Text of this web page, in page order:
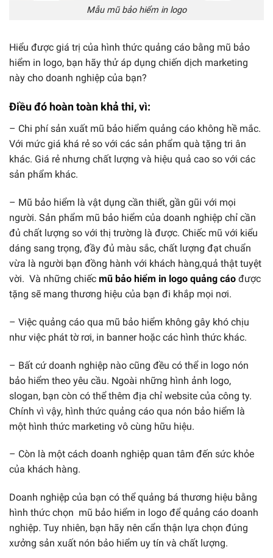
Mẫu mũ bảo hiểm in logo
Hiểu được giá trị của hình thức quảng cáo bằng mũ bảo
hiểm in logo, bạn hãy thử áp dụng chiến dịch marketing
này cho doanh nghiệp của bạn?
Điều đó hoàn toàn khả thi, vì:
– Chi phí sản xuất mũ bảo hiểm quảng cáo không hề mắc.
Với mức giá khá rẻ so với các sản phẩm quà tặng tri ân
khác. Giá rẻ nhưng chất lượng và hiệu quả cao so với các
sản phẩm khác.
– Mũ bảo hiểm là vật dụng cần thiết, gần gũi với mọi
người. Sản phẩm mũ bảo hiểm của doanh nghiệp chỉ cần
đủ chất lượng so với thị trường là được. Chiếc mũ với kiểu
dáng sang trọng, đầy đủ màu sắc, chất lượng đạt chuẩn
vừa là người bạn đồng hành với khách hàng,quả thật tuyệt
vời. Và những chiếc mũ bảo hiểm in logo quảng cáo được
tặng sẽ mang thương hiệu của bạn đi khắp mọi nơi.
– Việc quảng cáo qua mũ bảo hiểm không gây khó chịu
như việc phát tờ rơi, in banner hoặc các hình thức khác.
– Bất cứ doanh nghiệp nào cũng đều có thể in logo nón
bảo hiểm theo yêu cầu. Ngoài những hình ảnh logo,
slogan, bạn còn có thể thêm địa chỉ website của công ty.
Chính vì vậy, hình thức quảng cáo qua nón bảo hiểm là
một hình thức marketing vô cùng hữu hiệu.
– Còn là một cách doanh nghiệp quan tâm đến sức khỏe
của khách hàng.
Doanh nghiệp của bạn có thể quảng bá thương hiệu bằng
hình thức chọn mũ bảo hiểm in logo để quảng cáo doanh
nghiệp. Tuy nhiên, bạn hãy nên cẩn thận lựa chọn đúng
xưởng sản xuất nón bảo hiểm uy tín và chất lượng.